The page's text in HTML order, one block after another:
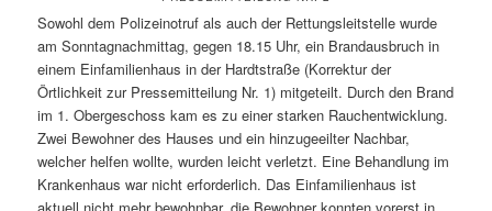
Sowohl dem Polizeinotruf als auch der Rettungsleitstelle wurde
am Sonntagnachmittag, gegen 18.15 Uhr, ein Brandausbruch in
einem Einfamilienhaus in der Hardtstraße (Korrektur der
Örtlichkeit zur Pressemitteilung Nr. 1) mitgeteilt. Durch den Brand
im 1. Obergeschoss kam es zu einer starken Rauchentwicklung.
Zwei Bewohner des Hauses und ein hinzugeeilter Nachbar,
welcher helfen wollte, wurden leicht verletzt. Eine Behandlung im
Krankenhaus war nicht erforderlich. Das Einfamilienhaus ist